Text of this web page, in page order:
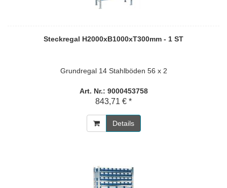
Steckregal H2000xB1000xT300mm - 1 ST
Grundregal 14 Stahlböden 56 x 2
Art. Nr.: 9000453758
843,71 € *
Details